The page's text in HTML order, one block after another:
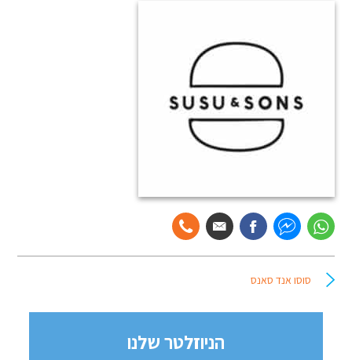
סוסו אנד סאנס
הניוזלטר שלנו